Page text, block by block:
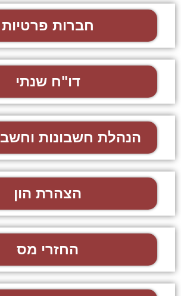
חברות פרטיות
דו"ח שנתי
הנהלת חשבונות
הצהרת הון
החזרי מס